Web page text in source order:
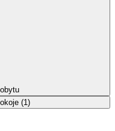
(1)